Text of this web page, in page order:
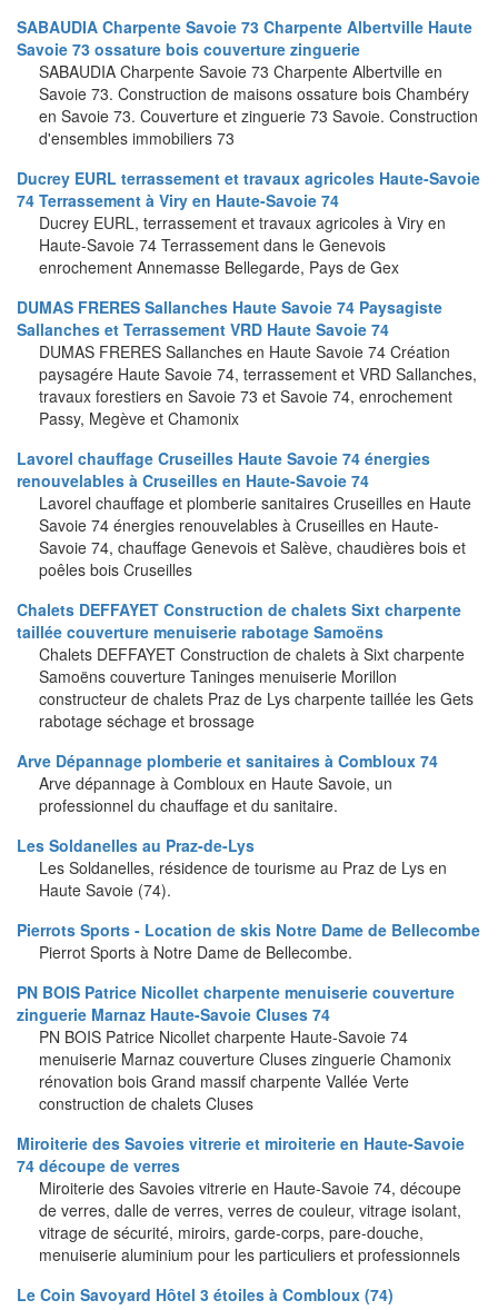
SABAUDIA Charpente Savoie 73 Charpente Albertville Haute
Savoie 73 ossature bois couverture zinguerie
SABAUDIA Charpente Savoie 73 Charpente Albertville en
Savoie 73. Construction de maisons ossature bois Chambéry
en Savoie 73. Couverture et zinguerie 73 Savoie. Construction
d'ensembles immobiliers 73
Ducrey EURL terrassement et travaux agricoles Haute-Savoie
74 Terrassement à Viry en Haute-Savoie 74
Ducrey EURL, terrassement et travaux agricoles à Viry en
Haute-Savoie 74 Terrassement dans le Genevois
enrochement Annemasse Bellegarde, Pays de Gex
DUMAS FRERES Sallanches Haute Savoie 74 Paysagiste
Sallanches et Terrassement VRD Haute Savoie 74
DUMAS FRERES Sallanches en Haute Savoie 74 Création
paysagére Haute Savoie 74, terrassement et VRD Sallanches,
travaux forestiers en Savoie 73 et Savoie 74, enrochement
Passy, Megève et Chamonix
Lavorel chauffage Cruseilles Haute Savoie 74 énergies
renouvelables à Cruseilles en Haute-Savoie 74
Lavorel chauffage et plomberie sanitaires Cruseilles en Haute
Savoie 74 énergies renouvelables à Cruseilles en Haute-
Savoie 74, chauffage Genevois et Salève, chaudières bois et
poêles bois Cruseilles
Chalets DEFFAYET Construction de chalets Sixt charpente
taillée couverture menuiserie rabotage Samoëns
Chalets DEFFAYET Construction de chalets à Sixt charpente
Samoëns couverture Taninges menuiserie Morillon
constructeur de chalets Praz de Lys charpente taillée les Gets
rabotage séchage et brossage
Arve Dépannage plomberie et sanitaires à Combloux 74
Arve dépannage à Combloux en Haute Savoie, un
professionnel du chauffage et du sanitaire.
Les Soldanelles au Praz-de-Lys
Les Soldanelles, résidence de tourisme au Praz de Lys en
Haute Savoie (74).
Pierrots Sports - Location de skis Notre Dame de Bellecombe
Pierrot Sports à Notre Dame de Bellecombe.
PN BOIS Patrice Nicollet charpente menuiserie couverture
zinguerie Marnaz Haute-Savoie Cluses 74
PN BOIS Patrice Nicollet charpente Haute-Savoie 74
menuiserie Marnaz couverture Cluses zinguerie Chamonix
rénovation bois Grand massif charpente Vallée Verte
construction de chalets Cluses
Miroiterie des Savoies vitrerie et miroiterie en Haute-Savoie
74 découpe de verres
Miroiterie des Savoies vitrerie en Haute-Savoie 74, découpe
de verres, dalle de verres, verres de couleur, vitrage isolant,
vitrage de sécurité, miroirs, garde-corps, pare-douche,
menuiserie aluminium pour les particuliers et professionnels
Le Coin Savoyard Hôtel 3 étoiles à Combloux (74)